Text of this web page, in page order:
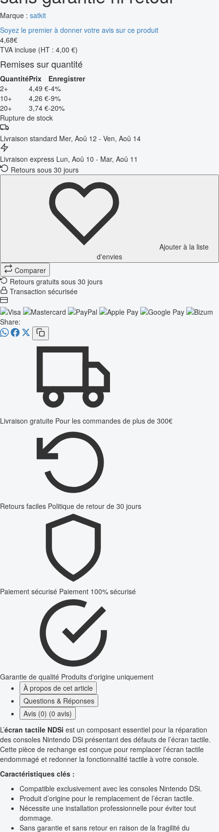
Marque : satkit
Soyez le premier à donner votre avis sur ce produit
4,68€
TVA incluse (HT : 4,00 €)
Remises sur quantité
QuantitéPrix
Enregistrer
2+
4,49 €-4%
10+
4,26 €-9%
20+
3,74 €-20%
Rupture de stock
Livraison standard Mer, Aoû 12 - Ven, Aoû 14
Livraison express Lun, Aoû 10 - Mar, Aoû 11
Retours sous 30 jours
Ajouter à la liste
d'envies
Comparer
Retours gratuits sous 30 jours
Transaction sécurisée
Share:
Livraison gratuite Pour les commandes de plus de 300€
Retours faciles Politique de retour de 30 jours
Paiement sécurisé Paiement 100% sécurisé
Garantie de qualité Produits d'origine uniquement
À propos de cet article
Questions & Réponses
Avis (0) (0 avis)
L’écran tactile NDSi est un composant essentiel pour la réparation
des consoles Nintendo DSi présentant des défauts de l’écran tactile.
Cette pièce de rechange est conçue pour remplacer l’écran tactile
endommagé et redonner la fonctionnalité tactile à votre console.
Caractéristiques clés :
Compatible exclusivement avec les consoles Nintendo DSi.
Produit d’origine pour le remplacement de l’écran tactile.
Nécessite une installation professionnelle pour éviter tout
dommage.
Sans garantie et sans retour en raison de la fragilité du